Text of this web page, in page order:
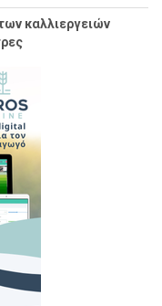
καλλιεργειών